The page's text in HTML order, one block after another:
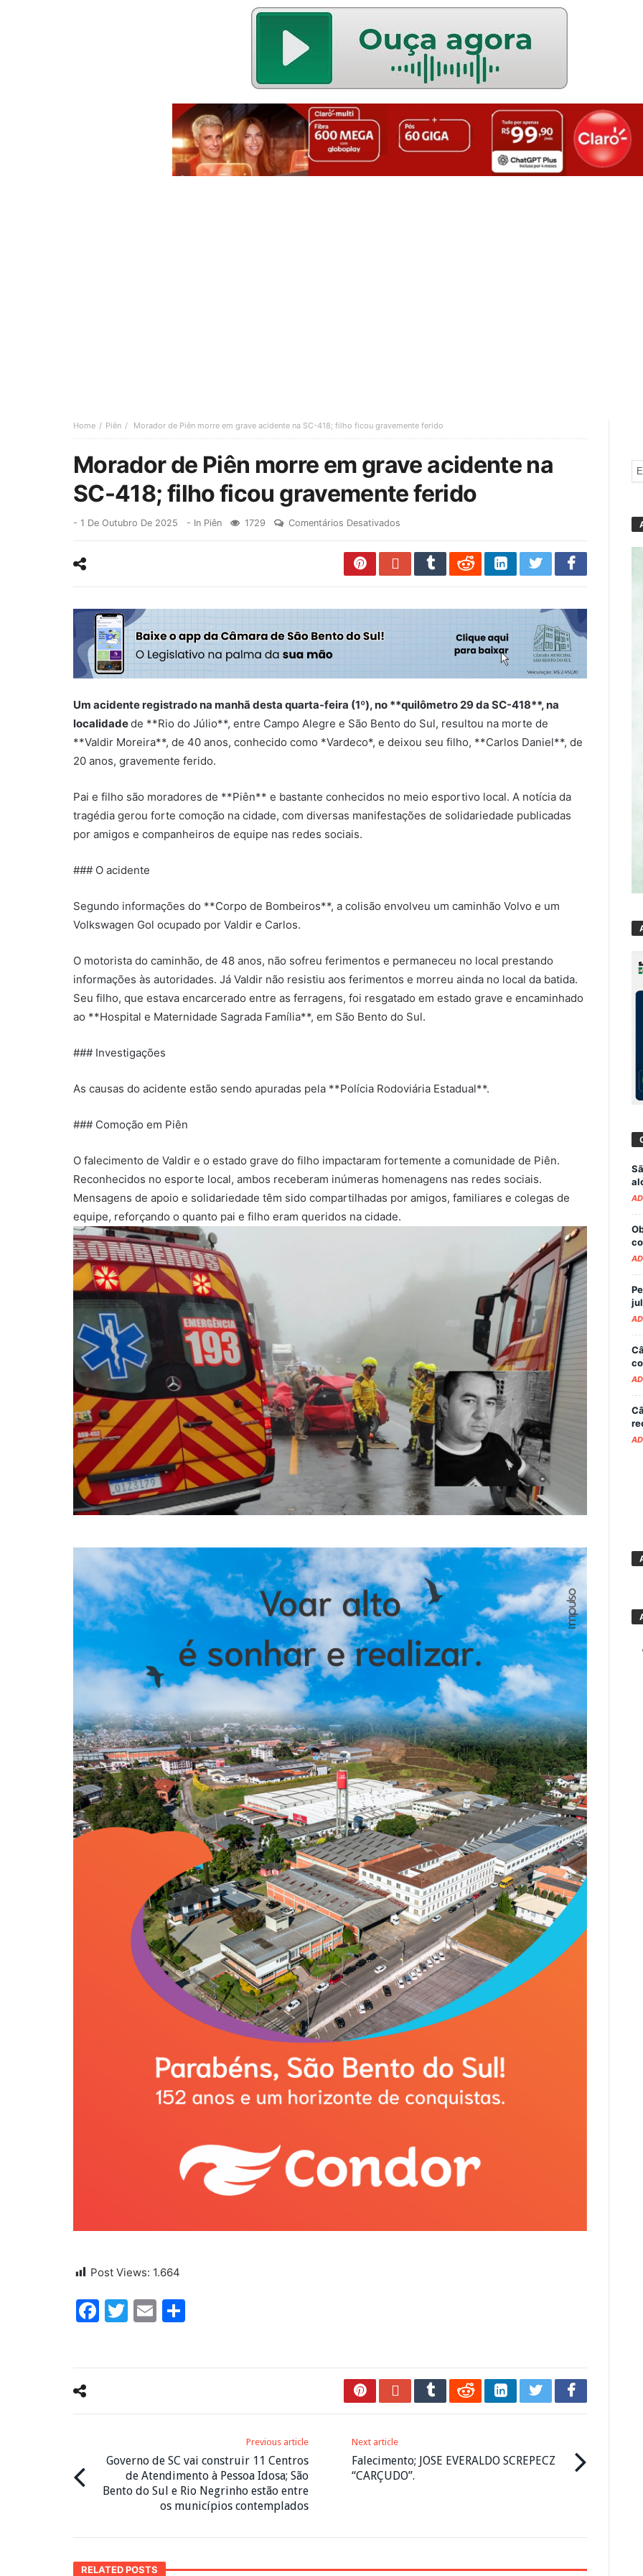
Home Piên Morador de Piên morre em grave acidente na SC-418; filho ficou gravemente ferido
Morador de Piên morre em grave acidente na
SC-418; filho ficou gravemente ferido
- 1 De Outubro De 2025 - In Piên 1729 Comentários Desativados
Um acidente registrado na manhã desta quarta-feira (1º), no **quilômetro 29 da SC-418**, na
localidadede **Rio do Júlio**, entre Campo Alegre e São Bento do Sul, resultou na morte de
**Valdir Moreira**, de 40 anos, conhecido como *Vardeco*, e deixou seu filho, **Carlos Daniel**, de
20 anos, gravemente ferido.
Pai e filho são moradores de **Piên** e bastante conhecidos no meio esportivo local. A notícia da
tragédia gerou forte comoção na cidade, com diversas manifestações de solidariedade publicadas
por amigos e companheiros de equipe nas redes sociais.
### O acidente
Segundo informações do **Corpo de Bombeiros**, a colisão envolveu um caminhão Volvo e um
Volkswagen Gol ocupado por Valdir e Carlos.
O motorista do caminhão, de 48 anos, não sofreu ferimentos e permaneceu no local prestando
informações às autoridades. Já Valdir não resistiu aos ferimentos e morreu ainda no local da batida.
Seu filho, que estava encarcerado entre as ferragens, foi resgatado em estado grave e encaminhado
ao **Hospital e Maternidade Sagrada Família**, em São Bento do Sul.
### Investigações
As causas do acidente estão sendo apuradas pela **Polícia Rodoviária Estadual**.
### Comoção em Piên
O falecimento de Valdir e o estado grave do filho impactaram fortemente a comunidade de Piên.
Reconhecidos no esporte local, ambos receberam inúmeras homenagens nas redes sociais.
Mensagens de apoio e solidariedade têm sido compartilhadas por amigos, familiares e colegas de
equipe, reforçando o quanto pai e filho eram queridos na cidade.
Post Views: 1.664
Facebook
Twitter
Email
Previous article
Governo de SC vai construir 11 Centros
de Atendimento à Pessoa Idosa; São
Bento do Sul e Rio Negrinho estão entre
os municípios contemplados
Next article
Falecimento; JOSE EVERALDO SCREPECZ
“CARÇUDO”.
RELATED POSTS